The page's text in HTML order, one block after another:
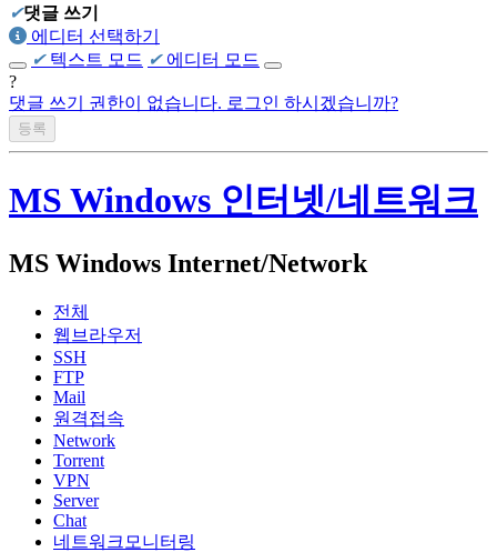
✔댓글 쓰기
에디터 선택하기
✔ 텍스트 모드 ✔ 에디터 모드
?
댓글 쓰기 권한이 없습니다. 로그인 하시겠습니까?
MS Windows 인터넷/네트워크
MS Windows Internet/Network
전체
웹브라우저
SSH
FTP
Mail
원격접속
Network
Torrent
VPN
Server
Chat
네트워크모니터링